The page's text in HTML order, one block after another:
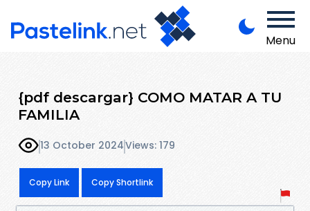
Menu
{pdf descargar} COMO MATAR A TU
FAMILIA
13 October 2024Views: 179
Copy Link Copy Shortlink